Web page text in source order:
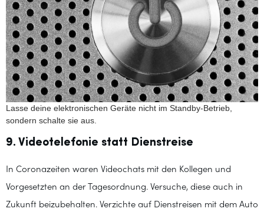
Lasse deine elektronischen Geräte nicht im Standby-Betrieb,
sondern schalte sie aus.
9. Videotelefonie statt Dienstreise
In Coronazeiten waren Videochats mit den Kollegen und
Vorgesetzten an der Tagesordnung. Versuche, diese auch in
Zukunft beizubehalten. Verzichte auf Dienstreisen mit dem Auto